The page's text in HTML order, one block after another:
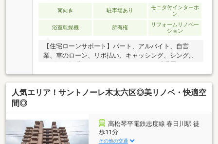
南向き 駐車場あり
モニタ付インターホ
ン
浴室乾燥機 所有権
リフォームリノベー
ション
【住宅ローンサポート】パート、アルバイト、自営
業、車のローン、リボ払い、キャッシング、シングル
など住宅ローン審査が不安、「自分は無理かも…」と
いう方ほどご相談ください！▼審査通過例・年収300
万＋車ローン／勤続1年→通過・年収260万／シングル
収180万円→承無理な営業はいたしません。通る方法
を一緒に探します。087-810-3147／【見学予約】から
も受付中
人気エリア！サントノーレ木太六区◎美リノベ・快適空
間◎
高松琴平電鉄志度線 春日川駅 徒
歩11分
その他の交通